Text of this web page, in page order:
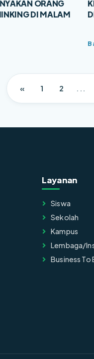
ORANG
DI MALAM
« 1 2
Layanan
Siswa
Sekolah
Kampus
Lembaga/
Business To